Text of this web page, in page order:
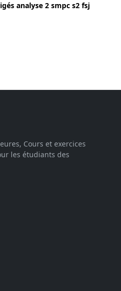
analyse 2 smpc s2 fsj
Cours et exercices
les étudiants des